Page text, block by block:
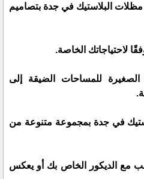
مظلات البلاستيك في جدة بتصاميم
لاحتياجاتك الخاصة.
للمساحات الضيقة إلى
في جدة بمجموعة متنوعة من
مع الديكور الخاص بك أو يعكس